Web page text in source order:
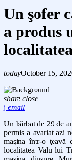
Un şofer
a produs
todayOctober 15,
share close
email
Un bărbat de 29 de
permis a avariat azi
maşina într-o ţeavă
localitatea Valu lui